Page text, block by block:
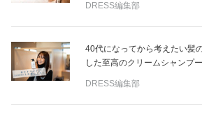
DRESS編集部
40代になってから考えたい髪
した至高のクリームシャンプ
DRESS編集部